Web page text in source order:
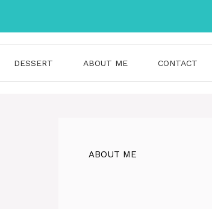
DESSERT ABOUT ME CONTACT
ABOUT ME